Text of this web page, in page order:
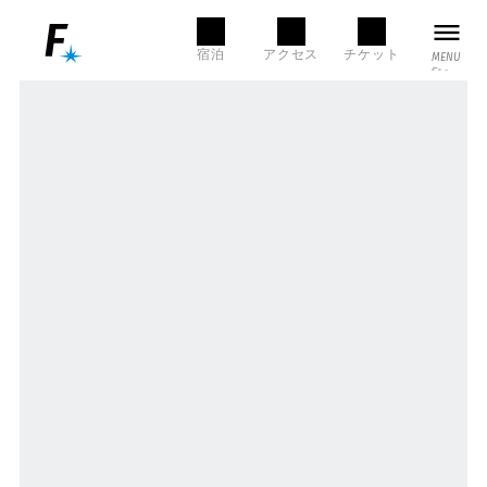
宿泊 アクセス チケット MENU
CLOSE
MENU